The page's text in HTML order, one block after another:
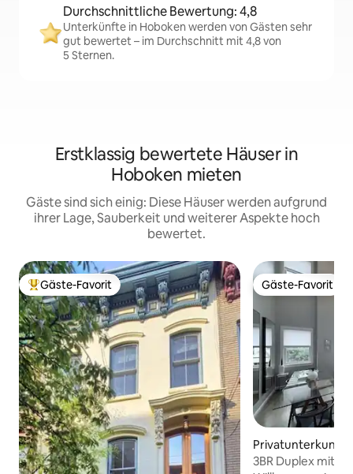
Durchschnittliche Bewertung: 4,8
Unterkünfte in Hoboken werden von Gästen sehr
gut bewertet – im Durchschnitt mit 4,8 von
5 Sternen.
Erstklassig bewertete Häuser in
Hoboken mieten
Gäste sind sich einig: Diese Häuser werden aufgrund
ihrer Lage, Sauberkeit und weiterer Aspekte hoch
bewertet.
Beliebter Gäste-Favorit.
Gäste-Favorit Gäste-Favorit
Gäste-Favorit
Privatunterkunft
tate Park
3BR Duplex mit